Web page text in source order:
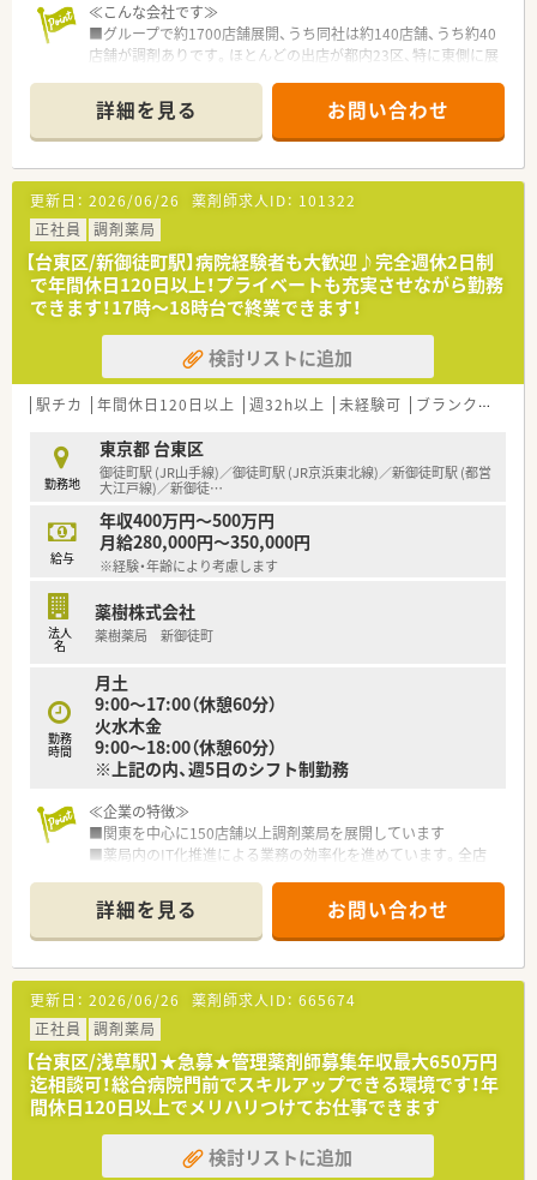
≪こんな会社です≫
■グループで約1700店舗展開、うち同社は約140店舗、うち約40
店舗が調剤ありです。ほとんどの出店が都内23区、特に東側に展
ドミナント展開で異動があっても60分圏内で通えるため、23区
で働きたい方にお勧めです
■大手ドラッグチェーンの100％子会社の為、大手の福利厚生を
利用でき、経営自体も安定しております。
■社会人マナー、薬剤師専門の研修、各種アドバイザー資格取得
補助、認定薬剤師取得補助のフォローもあり学べる環境です
■部門別採用(OTC・調剤)、本部登用制度もありキャリアパスが
用意されております。入社後に部門を越えての異動も可能です。
■年間休日112日と別途、「連続休暇取得制度」が入社2年目以降
から取得可能となり、毎年7日間の長期休暇が取得できます。半
休制度もあり
■女性の方も多く活躍できる環境で、時短社員制度については最
大で小学6年生まで取得が可能です。
■最新の機器の導入にも積極的で、時代にあった環境で働けます
■OTCと調剤部門を分けて採用しているので専門職に特化でき
ます。
詳細を見る お問い合わせ
更新日： 2026/06/26 薬剤師求人ID： 101322
正社員
調剤薬局
【台東区/新御徒町駅】病院経験者も大歓迎♪完全週休2日制
で年間休日120日以上！プライベートも充実させながら勤務
できます！17時～18時台で終業できます！
検討リストに追加
駅チカ 年間休日120日以上 週32h以上 未経験可 ブランク可
勤務地
東京都 台東区
御徒町駅 (JR山手線)／御徒町駅 (JR京浜東北線)／新御徒町駅 (都営
大江戸線)／新御徒…
給与
年収400万円～500万円
月給280,000円～350,000円
※経験・年齢により考慮します
法人
名
薬樹株式会社
薬樹薬局 新御徒町
勤務
時間
月土
9:00～17:00（休憩60分）
火水木金
9:00～18:00（休憩60分）
※上記の内、週5日のシフト制勤務
≪企業の特徴≫
■関東を中心に150店舗以上調剤薬局を展開しています
■薬局内のIT化推進による業務の効率化を進めています。全店
ションで勤務可能です。
■女性が働きやすくなるサポート体制も充実
職場復帰・時短勤務・有休消化・産休育休など充実しており育児休
暇復帰率99％です。復帰に当たり安心して復帰できるよう「育休
復帰説明会」も行っています
≪充実の研修制度♪≫
■中途入社者においても本社にて、8日間の研修があります。
■他にも薬剤師のスキルアップ（約20種類）やマネジメント講座
（キャリア志向の方向け）などの研修があり中途採用の方も受講
が可能です。
■ボトムアップ型な社風なので手を挙げればどんどんとスキル
UP・経験が積める環境にあり、入社２年目から店長になる事も可
詳細を見る お問い合わせ
更新日： 2026/06/26 薬剤師求人ID： 665674
正社員
調剤薬局
【台東区/浅草駅】★急募★管理薬剤師募集年収最大650万円
迄相談可！総合病院門前でスキルアップできる環境です！年
間休日120日以上でメリハリつけてお仕事できます
検討リストに追加